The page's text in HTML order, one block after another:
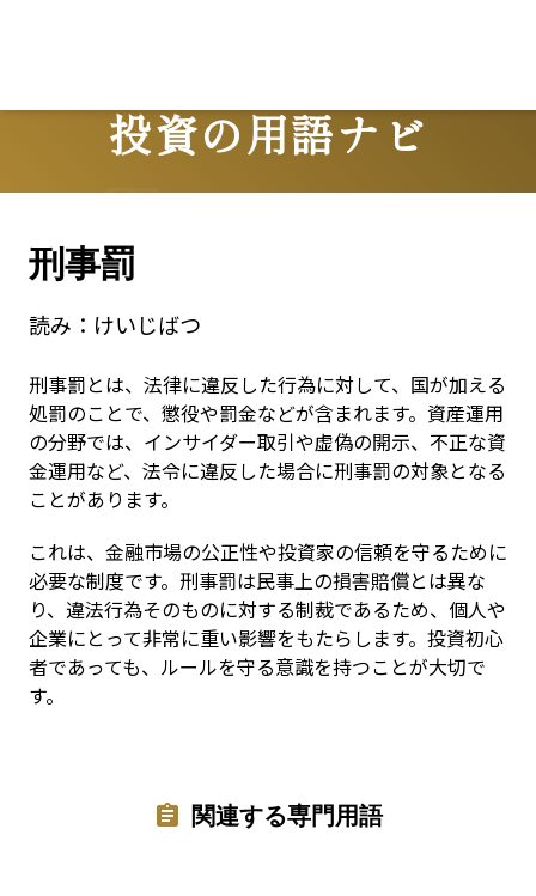
投資の用語ナビ
Terms
刑事罰
読み： けいじばつ
刑事罰とは、法律に違反した行為に対して、国が加える
処罰のことで、懲役や罰金などが含まれます。資産運用
の分野では、インサイダー取引や虚偽の開示、不正な資
金運用など、法令に違反した場合に刑事罰の対象となる
ことがあります。
これは、金融市場の公正性や投資家の信頼を守るために
必要な制度です。刑事罰は民事上の損害賠償とは異な
り、違法行為そのものに対する制裁であるため、個人や
企業にとって非常に重い影響をもたらします。投資初心
者であっても、ルールを守る意識を持つことが大切で
す。
関連する専門用語